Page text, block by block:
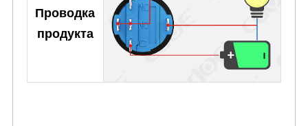
Проводка
продукта